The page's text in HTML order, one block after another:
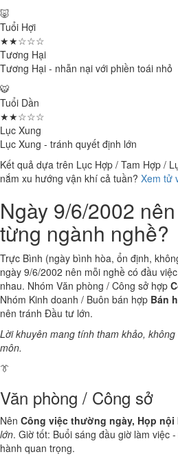
🐷
Tuổi Hợi
★★☆☆☆
Tương Hại
Tương Hại - nhẫn nại với phiền toái nhỏ
🐯
Tuổi Dần
★★☆☆☆
Lục Xung
Lục Xung - tránh quyết định lớn
Kết quả dựa trên Lục Hợp / Tam Hợp /
nắm xu hướng vận khí cả tuần? Xem tử
Ngày 9/6/2002
từng ngành nghề?
Trực Bình (ngày bình hòa, ổn định,
ngày 9/6/2002 nên mỗi nghề có đầu
nhau. Nhóm Văn phòng / Công sở hợp
Nhóm Kinh doanh / Buôn bán hợp Bán
nên tránh Đầu tư lớn.
Lời khuyên mang tính tham khảo,
môn.
👔
Văn phòng / Công sở
Nên Công việc thường ngày, Họp nội
lớn. Giờ tốt: Buổi sáng đầu giờ làm việc
hành quan trọng.